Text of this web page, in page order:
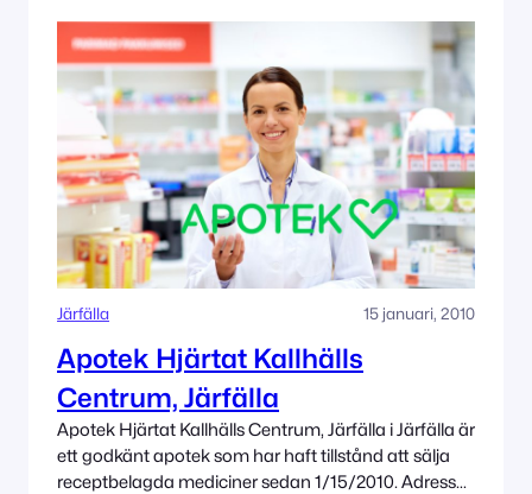
Järfälla 15 januari, 2010
Apotek Hjärtat Kallhälls
Centrum, Järfälla
Apotek Hjärtat Kallhälls Centrum, Järfälla i Järfälla är
ett godkänt apotek som har haft tillstånd att sälja
receptbelagda mediciner sedan 1/15/2010. Adress